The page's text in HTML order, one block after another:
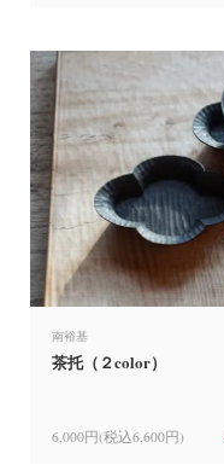
南裕基
茶托（２color）
6,000円(税込6,600円)